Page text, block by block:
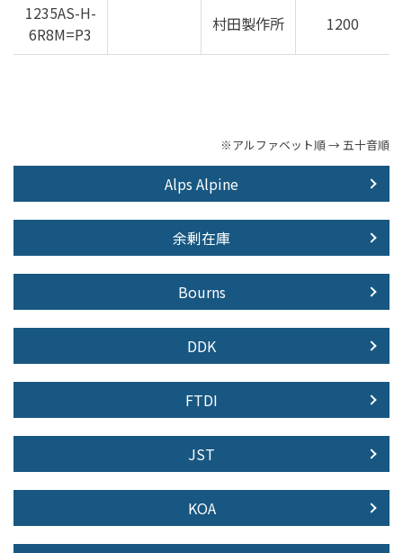
1235AS-H-
6R8M=P3
村田製作所 1200
※アルファベット順 → 五十音順
Alps Alpine
余剰在庫
Bourns
DDK
FTDI
JST
KOA